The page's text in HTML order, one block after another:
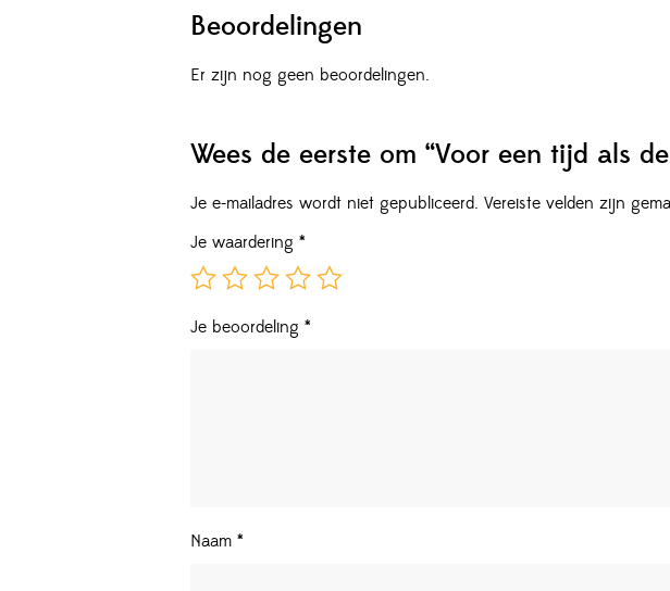
Beoordelingen
Er zijn nog geen beoordelingen.
Wees de eerste om “Voor een tijd als
Je e-mailadres wordt niet gepubliceerd. Vereiste velden zijn
Je waardering *
Je beoordeling *
Naam *